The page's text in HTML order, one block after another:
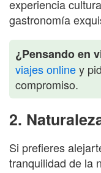
experiencia
gastronomía
¿Pensando en
viajes onliney
compromiso.
2.
Si prefieres
tranquilidad de la